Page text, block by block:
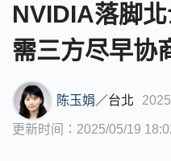
NVIDIA落脚
需三方尽早协
陈玉娟／台北
更新时间：2025/05/19